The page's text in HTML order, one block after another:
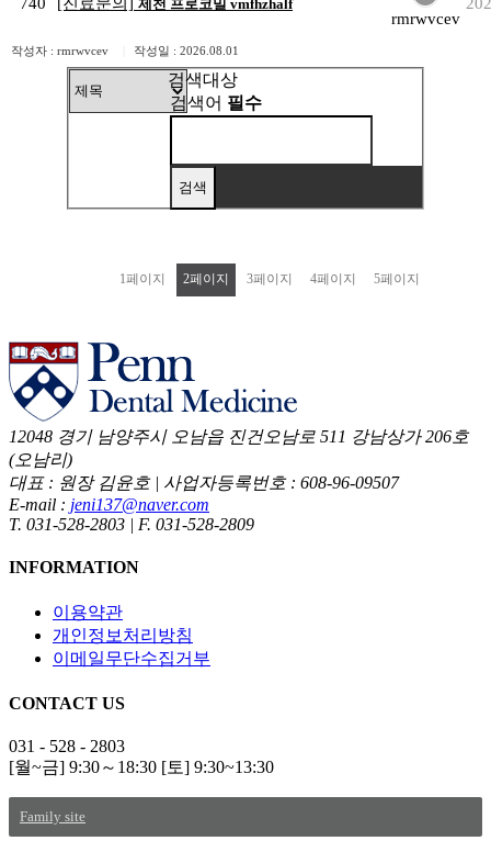
제천 프로코밀 vmfhzhalf
rmrwvcev
작성자 : rmrwvcev 작성일 : 2026.08.01
검색대상
검색어 필수
1페이지 2페이지 3페이지 4페이지 5페이지
12048 경기 남양주시 오남읍 진건오남로 511 강남상가 206호
(오남리)
대표 : 원장 김윤호 | 사업자등록번호 : 608-96-09507
E-mail : jeni137@naver.com
T. 031-528-2803 | F. 031-528-2809
INFORMATION
이용약관
개인정보처리방침
이메일무단수집거부
CONTACT US
031 - 528 - 2803
[월~금] 9:30～18:30 [토] 9:30~13:30
Family site